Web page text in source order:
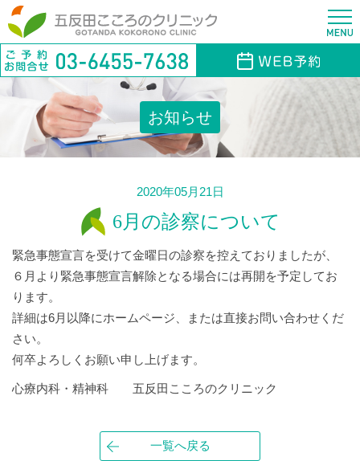
お知らせ
2020年05月21日
6月の診察について
緊急事態宣言を受けて金曜日の診察を控えておりましたが、
６月より緊急事態宣言解除となる場合には再開を予定してお
ります。
詳細は6月以降にホームページ、または直接お問い合わせくだ
さい。
何卒よろしくお願い申し上げます。
心療内科・精神科 五反田こころのクリニック
一覧へ戻る